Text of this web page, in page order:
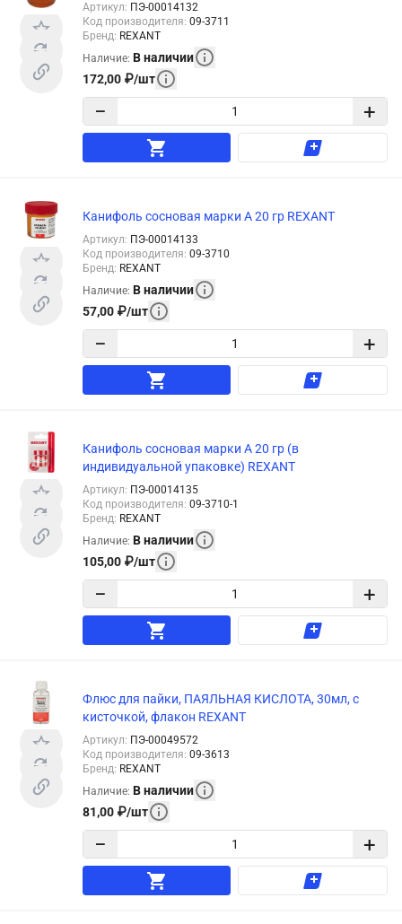
Артикул: ПЭ-00014132
Код производителя: 09-3711
Бренд: REXANT
Наличие: В наличии
172,00 ₽/шт
− +
Канифоль сосновая марки А 20 гр REXANT
Артикул: ПЭ-00014133
Код производителя: 09-3710
Бренд: REXANT
Наличие: В наличии
57,00 ₽/шт
− +
Канифоль сосновая марки А 20 гр (в
индивидуальной упаковке) REXANT
Артикул: ПЭ-00014135
Код производителя: 09-3710-1
Бренд: REXANT
Наличие: В наличии
105,00 ₽/шт
− +
Флюс для пайки, ПАЯЛЬНАЯ КИСЛОТА, 30мл, с
кисточкой, флакон REXANT
Артикул: ПЭ-00049572
Код производителя: 09-3613
Бренд: REXANT
Наличие: В наличии
81,00 ₽/шт
− +